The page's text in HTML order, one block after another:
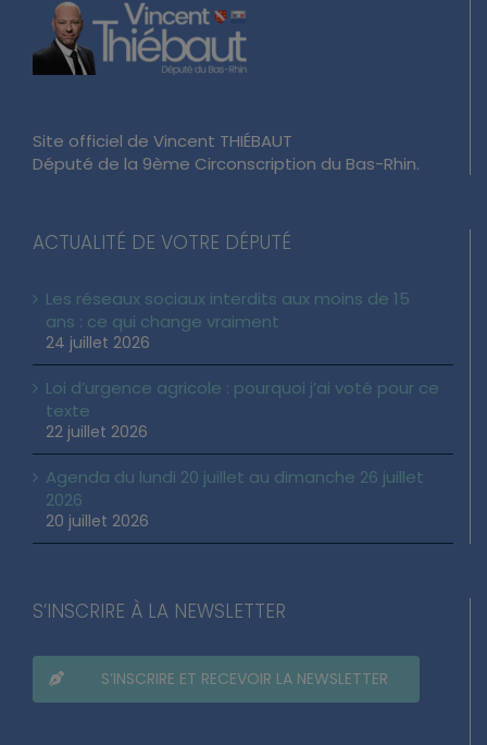
Site officiel de Vincent THIÉBAUT
Les réseaux sociaux interdits aux moins de 15
ans : ce qui change vraiment
24 juillet 2026
Loi d’urgence agricole : pourquoi j’ai voté pour ce
texte
22 juillet 2026
Agenda du lundi 20 juillet au dimanche 26 juillet
2026
20 juillet 2026
S’INSCRIRE ET RECEVOIR LA NEWSLETTER